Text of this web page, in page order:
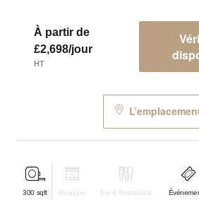
À partir de
£2,698/jour
HT
300 sqft Boutique Bar & Restaurant